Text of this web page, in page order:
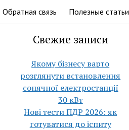
Обратная связь Полезные статьи
Свежие записи
Якому бізнесу варто
розглянути встановлення
сонячної електростанції
30 кВт
Нові тести ПДР 2026: як
готуватися до іспиту